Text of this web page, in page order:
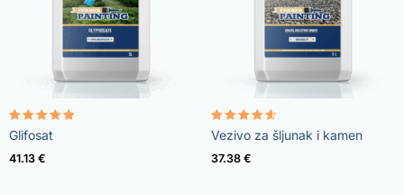
Rated
4.96
out of 5
Glifosat
41.13 €
Rated
4.57
out of 5
Vezivo za šljunak i kamen
37.38 €